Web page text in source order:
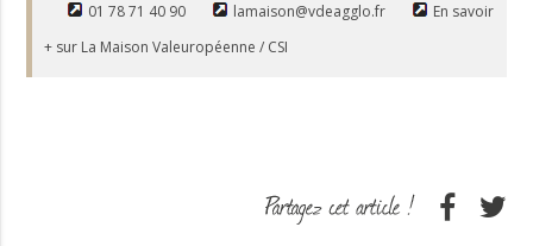
01 78 71 40 90 lamaison@vdeagglo.fr
En savoir
+ sur La Maison Valeuropéenne / CSI